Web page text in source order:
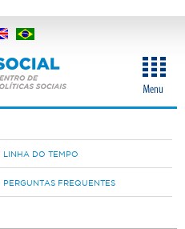
LINHA DO TEMPO
PERGUNTAS FREQUENTES